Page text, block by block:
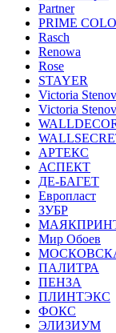
Partner
PRIME
Rasch
Renowa
Rose
STAYER
Victoria
Victoria
АРТЕКС
АСПЕКТ
ДЕ-БАГЕТ
Европласт
ЗУБР
Мир Обоев
ПАЛИТРА
ПЕНЗА
ПЛИНТЭКС
ФОКС
ЭЛИЗИУМ